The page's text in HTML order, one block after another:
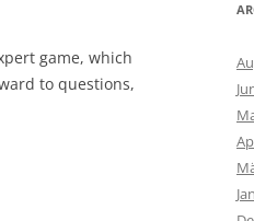
game, which
to questions,